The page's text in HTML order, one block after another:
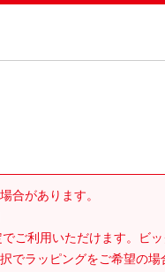
合があります。
ご利用いただけます。ビ
でラッピングをご希望の